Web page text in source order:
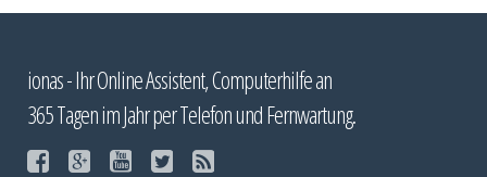
ionas - Ihr Online Assistent, Computerhilfe an
365 Tagen im Jahr per Telefon und Fernwartung.